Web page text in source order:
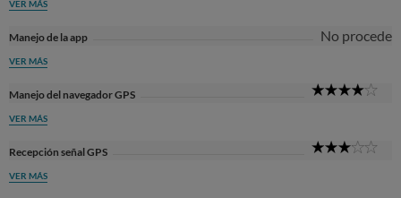
VER MÁS
Manejo de la app No procede
VER MÁS
Manejo del navegador GPS
VER MÁS
Recepción señal GPS
VER MÁS